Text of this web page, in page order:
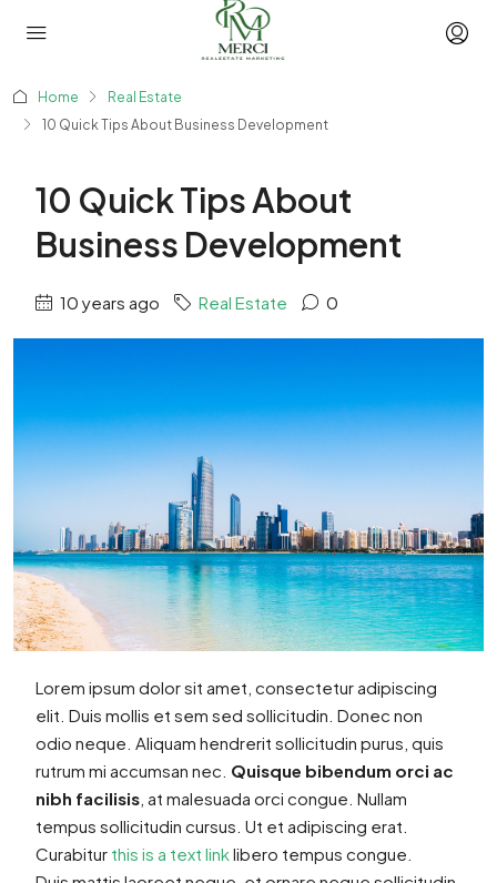
Home
Real Estate
10 Quick Tips About Business Development
10 Quick Tips About
Business Development
10 years ago Real Estate 0
Lorem ipsum dolor sit amet, consectetur adipiscing
elit. Duis mollis et sem sed sollicitudin. Donec non
odio neque. Aliquam hendrerit sollicitudin purus, quis
rutrum mi accumsan nec. Quisque bibendum orci ac
nibh facilisis , at malesuada orci congue. Nullam
tempus sollicitudin cursus. Ut et adipiscing erat.
Curabitur this is a text linklibero tempus congue.